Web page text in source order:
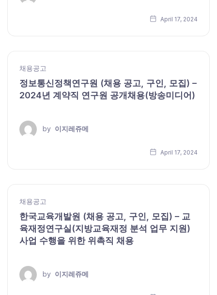
April 17, 2024
채용공고
정보통신정책연구원 (채용 공고, 구인, 모집) –
2024년 계약직 연구원 공개채용(방송미디어)
by 이지레쥬메
April 17, 2024
채용공고
한국교육개발원 (채용 공고, 구인, 모집) – 교
육재정연구실(지방교육재정 분석 업무 지원)
사업 수행을 위한 위촉직 채용
by 이지레쥬메